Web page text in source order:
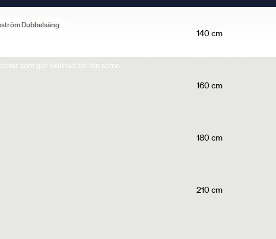
som gör skillnad för din sömn.
140 cm
160 cm
180 cm
210 cm
Dubbelsäng